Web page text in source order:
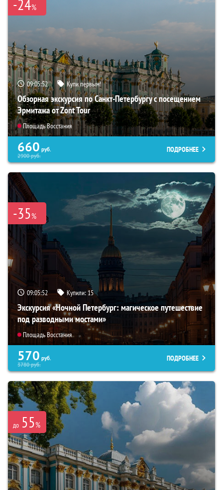
-24%
09:05:51 Купи первым!
Обзорная экскурсия по Санкт-Петербургу с посещением
Эрмитажа от Zont Tour
Площадь Восстания
660 руб.
2900руб.
ПОДРОБНЕЕ
-35%
09:05:51 Купили: 15
Экскурсия «Ночной Петербург: магическое путешествие
под разводными мостами»
Площадь Восстания
570 руб.
3780руб.
ПОДРОБНЕЕ
до 55%